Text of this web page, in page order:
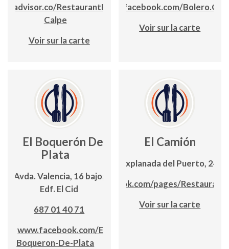
RestaurantEl_BeniAsia-
Calpe
Voir sur la carte
www.facebook.com/
Voir sur la carte
El Boquerón De
Plata
Avda. Valencia, 16 bajo;
Edf. El Cid
687 01 40 71
www.facebook.com/El-
Boqueron-De-Plata
El Camión
Explanada del Puerto, 24
www.facebook.com/pages/
Voir sur la carte